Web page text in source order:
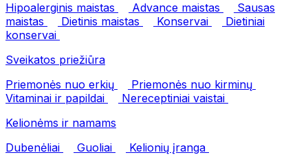
Hipoalerginis maistas
Advance maistas
Sausas
maistas
Dietinis maistas Konservai
Dietiniai
konservai
Sveikatos priežiūra
Priemonės nuo erkių
Priemonės nuo kirminų
Vitaminai ir papildai
Nereceptiniai vaistai
Kelionėms ir namams
Dubenėliai
Guoliai
Kelionių įranga